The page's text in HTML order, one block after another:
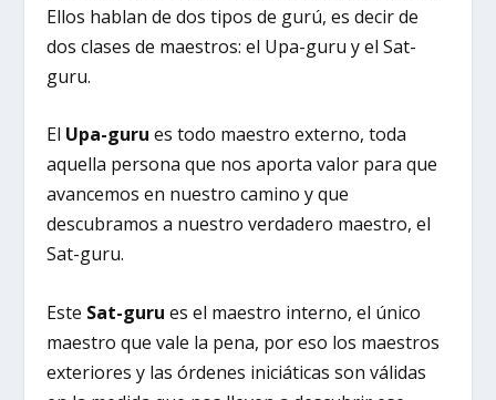
Ellos hablan de dos tipos de gurú, es decir de
dos clases de maestros: el Upa-guru y el Sat-
guru.
El Upa-guru es todo maestro externo, toda
aquella persona que nos aporta valor para que
avancemos en nuestro camino y que
descubramos a nuestro verdadero maestro, el
Sat-guru.
Este Sat-guru es el maestro interno, el único
maestro que vale la pena, por eso los maestros
exteriores y las órdenes iniciáticas son válidas